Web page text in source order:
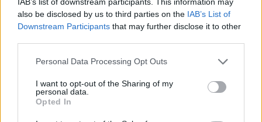
also be disclosed by us to third parties on the IAB’s List of
Downstream Participants that may further disclose it to other
Please note that this website/app uses one or more Google
not limited to your visit or usage behaviour. You may click to
grant or deny consent to Google and its third-party tags to
use your data for below specified purposes in below Google
consent section.
Personal Data Processing Opt Outs
I want to opt-out of the Sharing of my
personal data.
Opted In
Επίδομα ενοικίου: 91.250 οι
εγκεκριμένες αιτήσεις
Τα πάντα για το Επίδομα Eνοικίου: